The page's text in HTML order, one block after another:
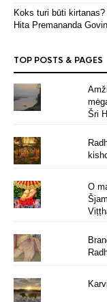
Koks turi būti
Hita Premananda
TOP POSTS & PAGES
Šri
O